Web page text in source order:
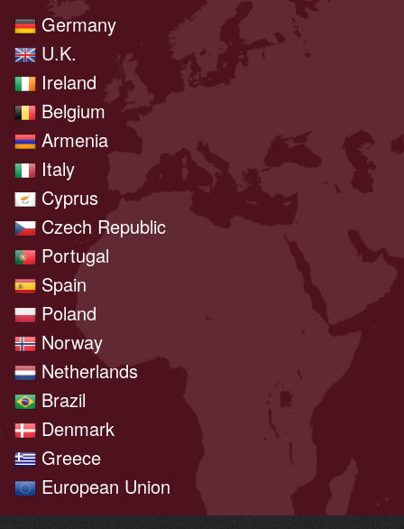
Germany
U.K.
Ireland
Belgium
Armenia
Italy
Cyprus
Czech Republic
Portugal
Spain
Poland
Norway
Netherlands
Brazil
Denmark
Greece
European Union